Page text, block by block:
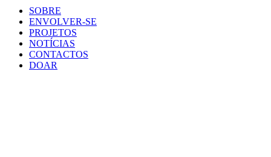
SOBRE
ENVOLVER-SE
PROJETOS
NOTÍCIAS
CONTACTOS
DOAR